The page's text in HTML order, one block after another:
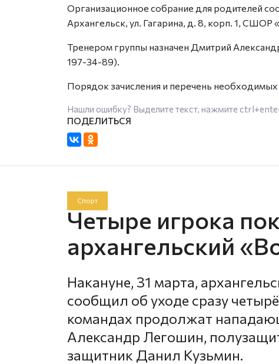
Организационное собрание для родителей
Архангельск, ул. Гагарина, д. 8, корп. 1,
Тренером группы назначен Дмитрий
197-34-89).
Порядок зачисления и перечень
Нашли ошибку? Выделите текст, нажмите
Спорт
Четыре игрока
архангельский
Накануне, 31 марта,
сообщил об уходе сразу
командах продолжат
Александр Легошин,
защитник Данил Кузьмин.